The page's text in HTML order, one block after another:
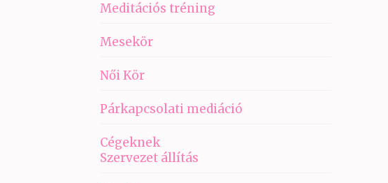
Meditációs tréning
Mesekör
Női Kör
Párkapcsolati mediáció
Cégeknek
Szervezet állítás